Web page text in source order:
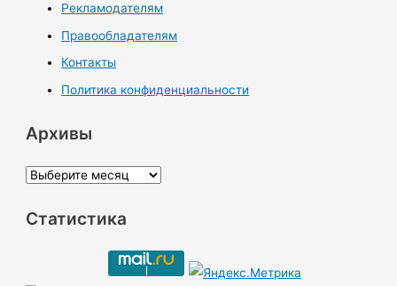
Рекламодателям
Правообладателям
Контакты
Политика конфиденциальности
Архивы
А
х
Статистика